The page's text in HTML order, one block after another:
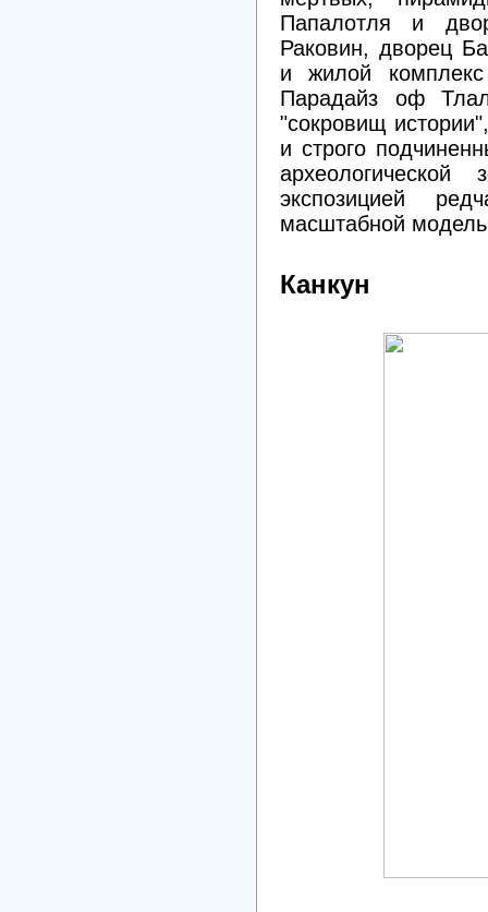
Папалотля и
Раковин, дворец
и жилой
Парадайз оф
"сокровищ
и строго
экспозицией
масштабной
Канкун